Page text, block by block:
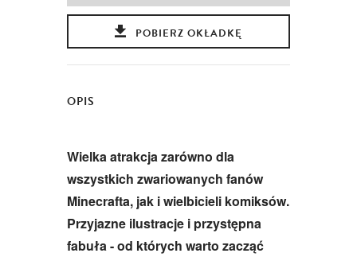
POBIERZ OKŁADKĘ
OPIS
Wielka atrakcja zarówno dla
wszystkich zwariowanych fanów
Minecrafta, jak i wielbicieli komiksów.
Przyjazne ilustracje i przystępna
fabuła - od których warto zacząć